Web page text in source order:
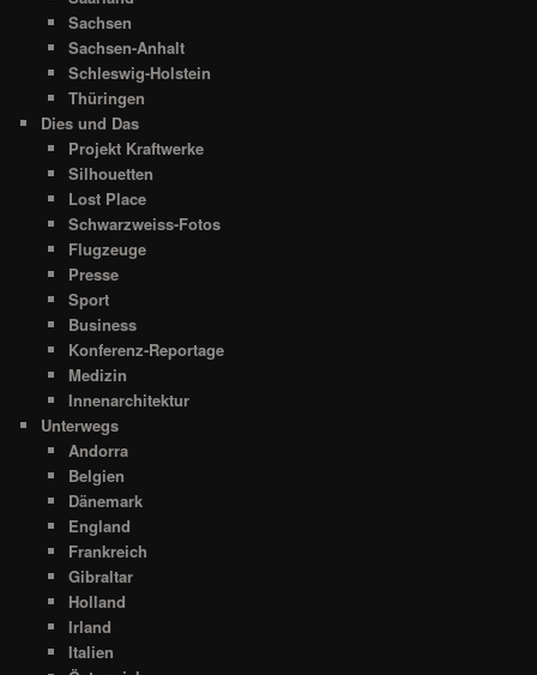
Sachsen
Sachsen-Anhalt
Schleswig-Holstein
Thüringen
Dies und Das
Projekt Kraftwerke
Silhouetten
Lost Place
Schwarzweiss-Fotos
Flugzeuge
Presse
Sport
Business
Konferenz-Reportage
Medizin
Innenarchitektur
Unterwegs
Andorra
Belgien
Dänemark
England
Frankreich
Gibraltar
Holland
Irland
Italien